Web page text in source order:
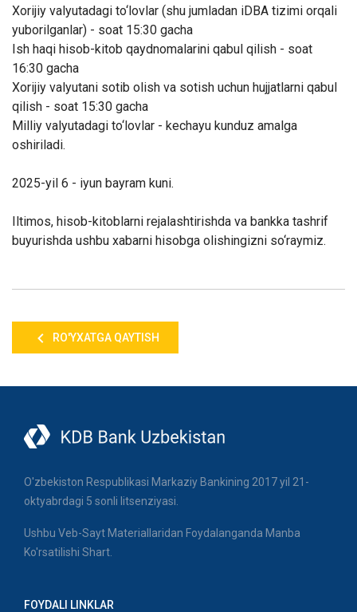
Xorijiy valyutadagi to‘lovlar (shu jumladan iDBA tizimi orqali
yuborilganlar) - soat 15:30 gacha
Ish haqi hisob-kitob qaydnomalarini qabul qilish - soat
16:30 gacha
Xorijiy valyutani sotib olish va sotish uchun hujjatlarni qabul
qilish - soat 15:30 gacha
Milliy valyutadagi to‘lovlar - kechayu kunduz amalga
oshiriladi.
2025-yil 6 - iyun bayram kuni.
Iltimos, hisob-kitoblarni rejalashtirishda va bankka tashrif
buyurishda ushbu xabarni hisobga olishingizni so‘raymiz.
RO'YXATGA QAYTISH
O'zbekiston Respublikasi Markaziy Bankining 2017 yil 21-
oktyabrdagi 5 sonli litsenziyasi.
Ushbu Veb-Sayt Materiallaridan Foydalanganda Manba
Ko'rsatilishi Shart.
FOYDALI LINKLAR